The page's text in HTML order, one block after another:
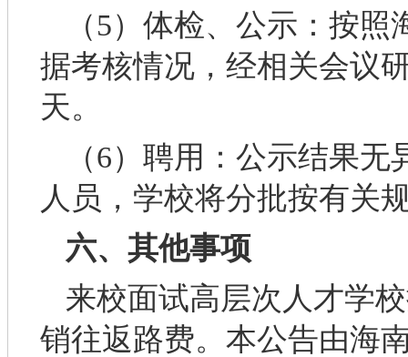
（5）体检、公示：按
据考核情况，经相关会议
天。
（6）聘用：公示结果
人员，学校将分批按有关
六、其他事项
来校面试高层次人才学
销往返路费。本公告由海